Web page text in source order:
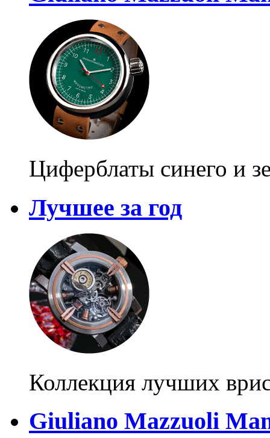
Циферблаты синего и
Лучшее за год
Коллекция лучших
Giuliano Mazzuoli